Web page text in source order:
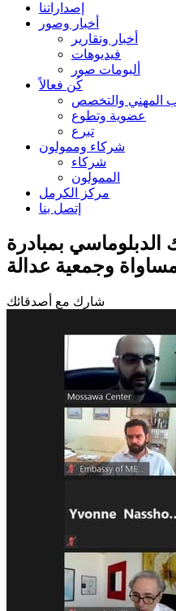
إصداراتنا
أخبار وصور
أخبار وتقارير
فيديوهات
ألبومات صور
كُن فعالاً
المهني والتخصص
عضوية وتطوع
تبرع
شركاء وممولون
شركاء
الممولون
مركز الكرمل
إتصل بنا
الدبلوماسي بمبادرة
وجمعية عدالة
شارك مع أصدقائك